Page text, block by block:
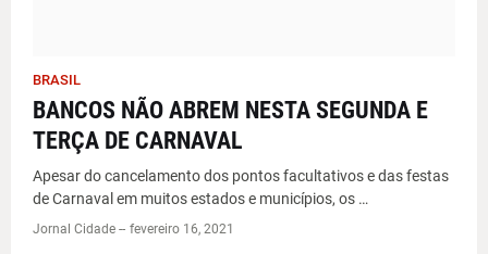
BRASIL
BANCOS NÃO ABREM NESTA SEGUNDA E
TERÇA DE CARNAVAL
Apesar do cancelamento dos pontos facultativos e das festas
de Carnaval em muitos estados e municípios, os …
Jornal Cidade -- fevereiro 16, 2021